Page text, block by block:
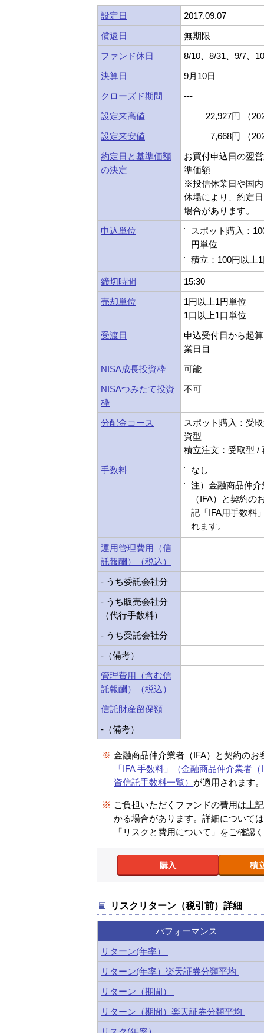
設定日
2017.09.07
償還日
無期限
ファンド休日
8/10、8/31、9/7、
決算日
9月10日
クローズド期間
---
設定来高値
22,927円 （
設定来安値
7,668円 （
約定日と基準価額
の決定
お買付申込日の翌
準価額
※投信休業日や国
休場により、約定
場合があります。
申込単位
スポット購入：
円単位
積立：100円以上
締切時間
15:30
売却単位
1円以上1円単位
1口以上1口単位
受渡日
申込受付日から起
業日目
NISA成長投資枠
可能
NISAつみたて投資
枠
不可
分配金コース
スポット購入：受
資型
積立注文：受取型 /
手数料
なし
注）金融商品仲介
（IFA）と契約の
記「IFA用手数料
れます。
運用管理費用（信
託報酬）（税込）
- うち委託会社分
- うち販売会社分
（代行手数料）
- うち受託会社分
-（備考）
管理費用（含む信
託報酬）（税込）
信託財産留保額
-（備考）
※ 金融商品仲介業者（IFA）と契約のお
「IFA 手数料」（金融商品仲介業者
資信託手数料一覧） が適用されます。
※ ご負担いただくファンドの費用は上
かる場合があります。詳細について
「リスクと費用について」をご確認
購入 積
リスクリターン（税引前）詳細
パフォーマンス
リターン(年率）
リターン(年率）楽天証券分類平均
リターン（期間）
リターン（期間）楽天証券分類平均